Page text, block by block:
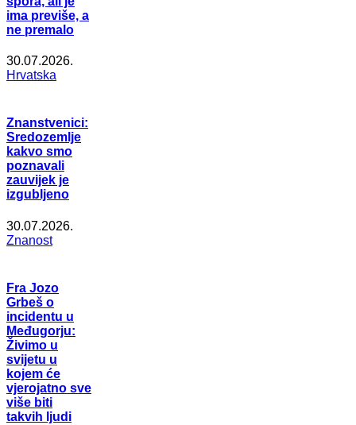
ima previše, a
ne premalo
30.07.2026.
Hrvatska
Znanstvenici:
Sredozemlje
kakvo smo
poznavali
zauvijek je
izgubljeno
30.07.2026.
Znanost
Fra Jozo
Grbeš o
incidentu u
Međugorju:
Živimo u
svijetu u
kojem će
vjerojatno sve
više biti
takvih ljudi